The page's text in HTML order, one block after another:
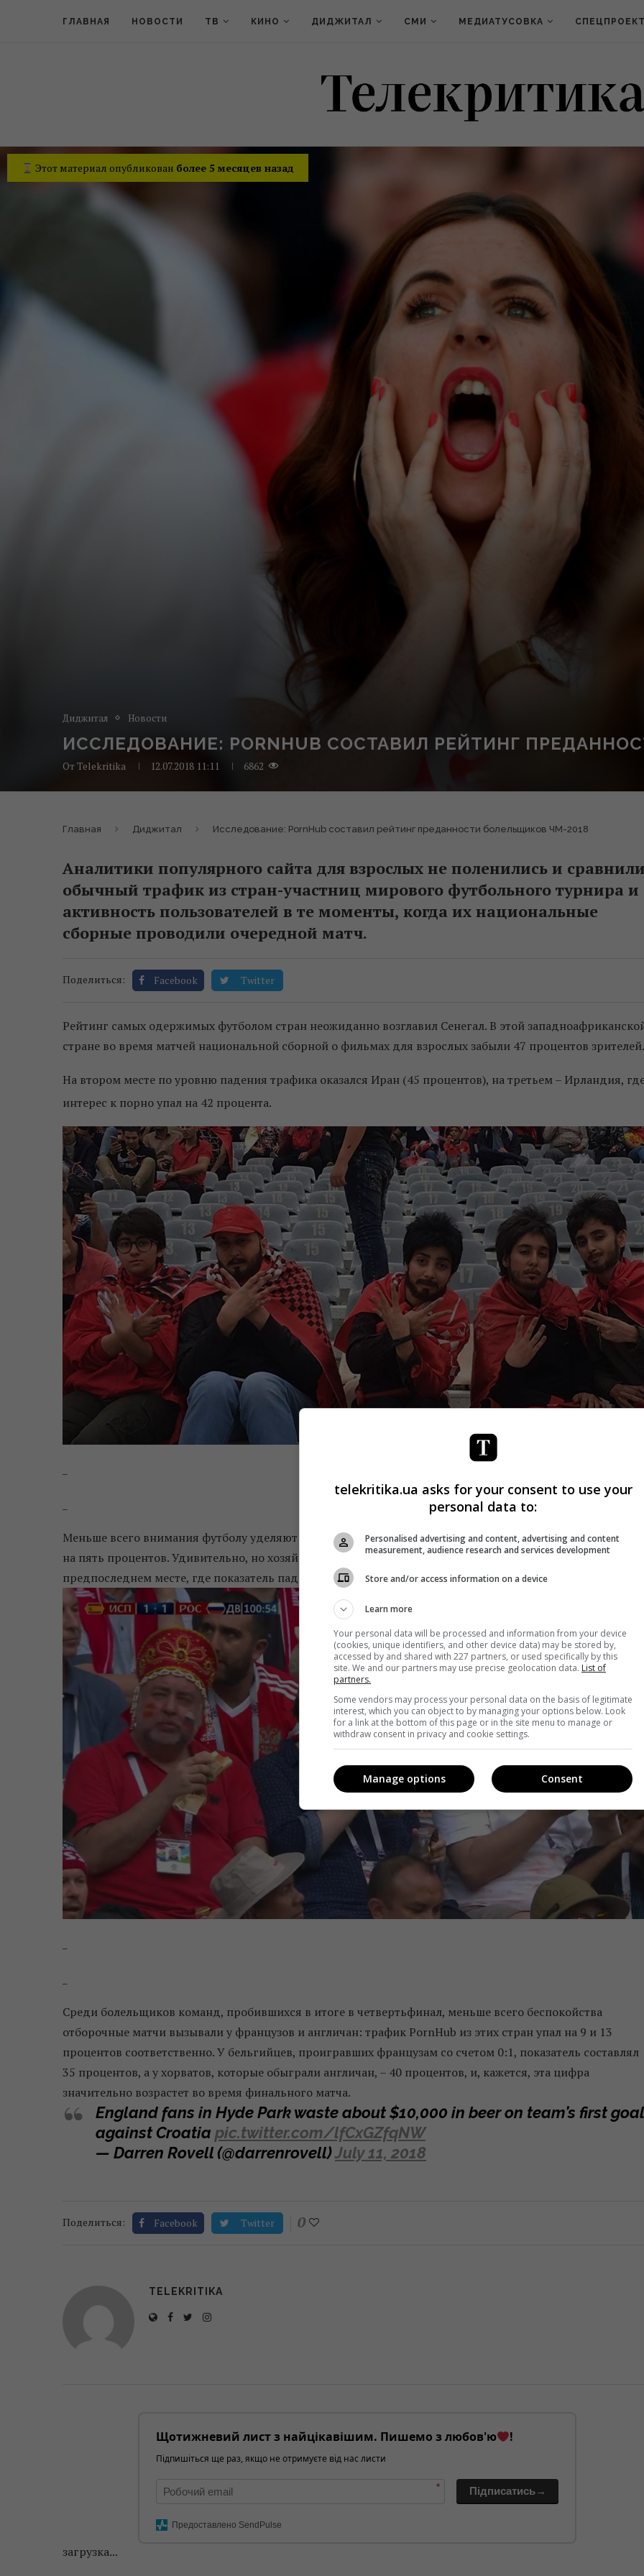
ГЛАВНАЯ НОВОСТИ ТВ КИНО ДИДЖИТАЛ СМИ МЕДИАТУСОВКА
Этот материал опубликован более 5 месяцев назад
Диджитал Новости
ИССЛЕДОВАНИЕ: PORNHUB СОСТАВИЛ РЕЙТИНГ
От Telekritika 12.07.2018 11:11 6862
Главная Диджитал Исследование: PornHub составил рейтинг преданности болельщиков ЧМ-2018
Аналитики популярного сайта для взрослых не поленились и сравнили
обычный трафик из стран-участниц мирового футбольного турнира и
активность пользователей в те моменты, когда их национальные
сборные проводили очередной матч.
Поделиться: Facebook Twitter
Рейтинг самых одержимых футболом стран неожиданно возглавил Сенегал. В этой
стране во время матчей национальной сборной о фильмах для взрослых забыли 47 процентов зрителей.
На втором месте по уровню падения трафика оказался Иран (45 процентов), на третьем – Ирландия,
интерес к порно упал на 42 процента.
Меньше всего внимания футболу уделяют в Австралии: на родине кенгуру трафик PornHub просел всего
на пять процентов. Удивительно, но хозяйка чемпионата – Россия – в этом рейтинге оказалась на
предпоследнем месте, где показатель падения интереса к порталу составил шесть процентов.
Среди болельщиков команд, пробившихся в итоге в четвертьфинал, меньше всего беспокойства
отборочные матчи вызывали у французов и англичан: трафик PornHub из этих стран упал на 9 и 13
процентов соответственно. У бельгийцев, проигравших французам со счетом 0:1, показатель составлял
35 процентов, а у хорватов, которые обыграли англичан, – 40 процентов, и, кажется, эта цифра
значительно возрастет во время финального матча.
England fans in Hyde Park waste about $10,000 in beer on team’s first goal
against Croatia pic.twitter.com/lfCxGZfqNW
— Darren Rovell (@darrenrovell)July 11, 2018
Поделиться: Facebook Twitter 0
TELEKRITIKA
Щотижневий лист з найцікавішим. Пишемо з любов'ю !
Підпишіться ще раз, якщо не отримуєте від нас листи
* Підписатись→
Предоставлено SendPulse
загрузка...
telekritika.ua asks for your consent to use your
personal data to:
Personalised advertising and content, advertising and content
measurement, audience research and services development
Store and/or access information on a device
Learn more
Your personal data will be processed and information from your device
(cookies, unique identifiers, and other device data) may be stored by,
accessed by and shared with 227 partners, or used specifically by this
site. We and our partners may use precise geolocation data. List of
partners.
Some vendors may process your personal data on the basis of legitimate
interest, which you can object to by managing your options below. Look
for a link at the bottom of this page or in the site menu to manage or
withdraw consent in privacy and cookie settings.
Consent
Manage options